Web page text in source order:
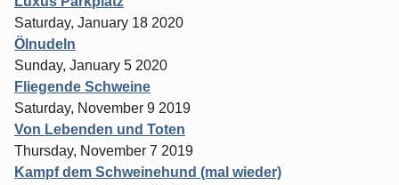
Saturday, January 18 2020
Ölnudeln
Sunday, January 5 2020
Fliegende Schweine
Saturday, November 9 2019
Von Lebenden und Toten
Thursday, November 7 2019
Kampf dem Schweinehund (mal wieder)